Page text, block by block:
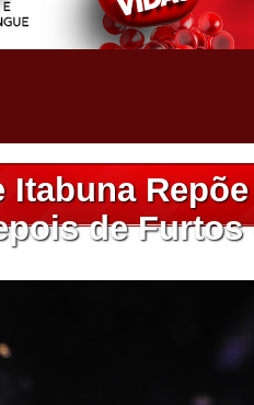
Itabuna
de Furtos